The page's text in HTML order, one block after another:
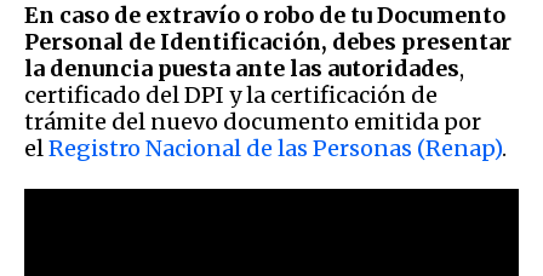
En caso de extravío o robo de tu Documento
Personal de Identificación, debes presentar
la denuncia puesta ante las autoridades,
certificado del DPI y la certificación de
trámite del nuevo documento emitida por
elRegistro Nacional de las Personas (Renap).